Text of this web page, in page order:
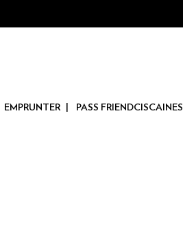
EMPRUNTER PASS FRIENDCISCAINES